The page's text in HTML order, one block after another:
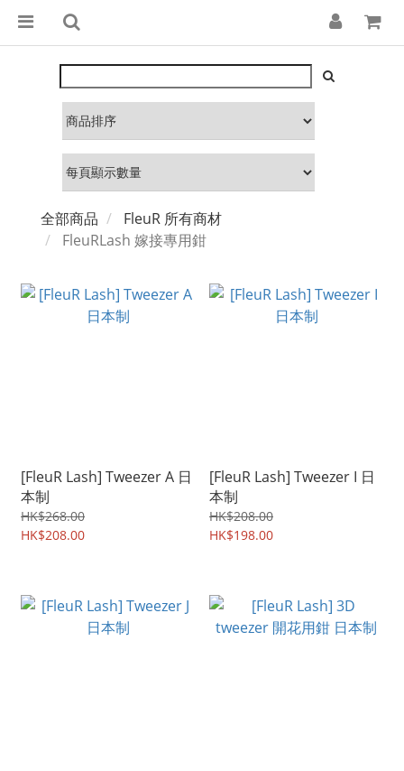
全部商品
FleuR 所有商材
FleuRLash 嫁接專用鉗
[FleuR Lash] Tweezer A 日
本制
HK$268.00
HK$208.00
[FleuR Lash] Tweezer I 日
本制
HK$208.00
HK$198.00